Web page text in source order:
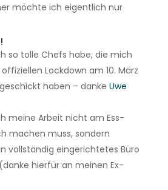
möchte ich eigentlich nur
so tolle Chefs habe, die mich
Lockdown am 10. März
haben – danke Uwe
meine Arbeit nicht am Ess-
machen muss, sondern
vollständig eingerichtetes Büro
hierfür an meinen Ex-